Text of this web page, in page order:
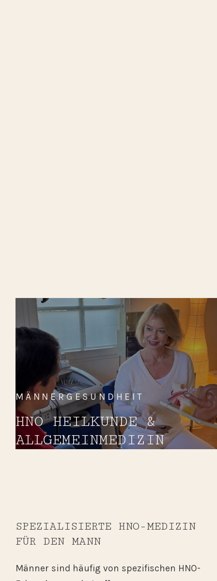
MÄNNERGESUNDHEIT
HNO HEILKUNDE &
ALLGEMEINMEDIZIN
SPEZIALISIERTE HNO-MEDIZIN
FÜR DEN MANN
Männer sind häufig von spezifischen HNO-